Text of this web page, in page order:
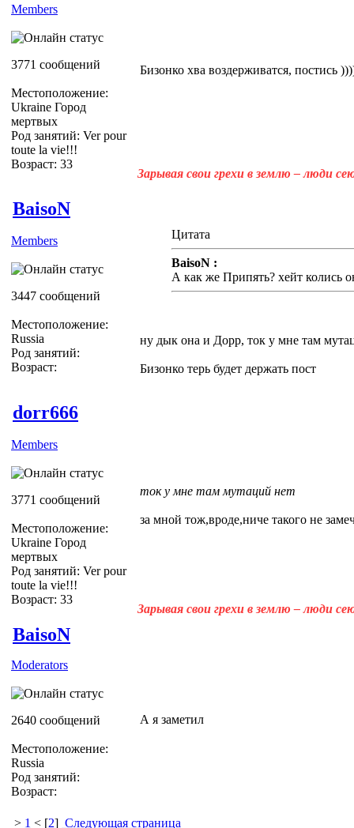
Members
3771 сообщений
Местоположение:
Ukraine Город
мертвых
Род занятий: Ver pour
toute la vie!!!
Возраст: 33
Бизонко хва воздерживатся, постись
Зарывая свои грехи в землю – люди
BaisoN
Members
3447 сообщений
Местоположение:
Russia
Род занятий:
Возраст:
Цитата
BaisoN :
А как же Припять? хейт колись
ну дык она и Дорр, ток у мне там
Бизонко терь будет держать пост
dorr666
Members
3771 сообщений
Местоположение:
Ukraine Город
мертвых
Род занятий: Ver pour
toute la vie!!!
Возраст: 33
ток у мне там мутаций нет
за мной тож,вроде,ниче такого не
Зарывая свои грехи в землю – люди
BaisoN
Moderators
2640 сообщений
Местоположение:
Russia
Род занятий:
Возраст:
А я заметил
> 1 < [2] Следующая страница